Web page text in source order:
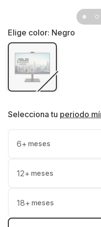
Elige color: Negro
Selecciona tu periodo
6+ meses
12+ meses
18+ meses